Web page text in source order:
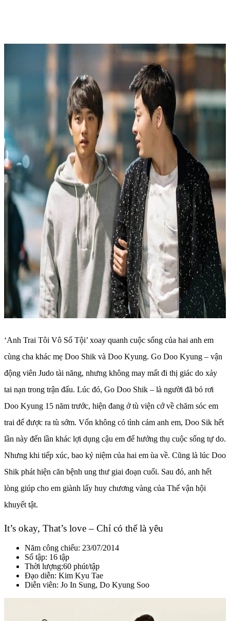
‘Anh Trai Tôi Vô Số Tội’ xoay quanh cuộc sống của hai anh em
cùng cha khác mẹ Doo Shik và Doo Kyung. Go Doo Kyung – vận
động viên Judo tài năng, nhưng không may mất đi thị giác do xảy
tai nạn trong trận đấu. Lúc đó, Go Doo Shik – là người đã bỏ rơi
Doo Kyung 15 năm trước, hiện đang ở tù viện cớ về chăm sóc em
trai để được ra tù sớm. Vốn không có tình cảm anh em, Doo Sik hết
lần này đến lần khác lợi dụng cậu em để hưởng thụ cuộc sống tự do.
Nhưng khi tiếp xúc, bao kỷ niệm của hai em ùa về. Cũng là lúc Doo
Shik phát hiện căn bệnh ung thư giai đoạn cuối. Sau đó, anh hết
lòng giúp cho em giành lấy huy chương vàng của Thế vận hội
khuyết tật.
It’s okay, That’s love – Chỉ có thể là yêu
Năm công chiếu: 23/07/2014
Số tập: 16 tập
Thời lượng:60 phút/tập
Đạo diễn: Kim Kyu Tae
Diễn viên: Jo In Sung, Do Kyung Soo